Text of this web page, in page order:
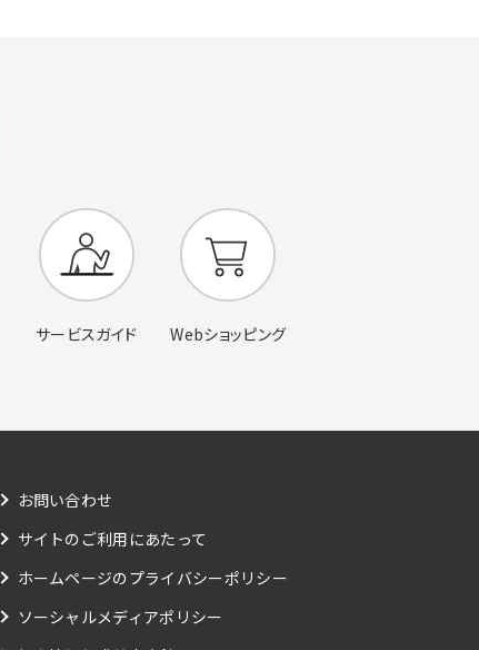
サービスガイド Webショッピング
お問い合わせ
サイトのご利用にあたって
ホームページのプライバシーポリシー
ソーシャルメディアポリシー